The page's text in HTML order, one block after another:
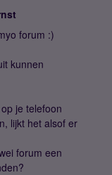
forum :)
kunnen
je telefoon
lijkt het alsof er
forum een